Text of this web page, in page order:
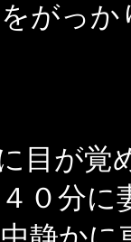
がっ
目が覚
０分